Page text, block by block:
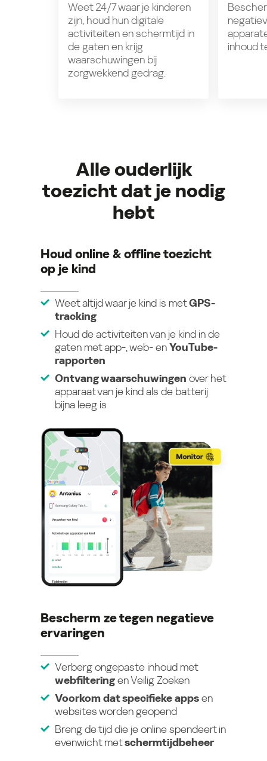
Weet 24/7 waar je kinderen
zijn, houd hun digitale
activiteiten en schermtijd in
de gaten en krijg
waarschuwingen bij
zorgwekkend gedrag.
inhoud
Alle ouderlijk
toezicht dat je nodig
hebt
Houd online & offline toezicht
op je kind
Weet altijd waar je kind is metGPS-
tracking
Houd de activiteiten van je kind in de
gaten met app-, web- enYouTube-
rapporten
Ontvang waarschuwingen over het
apparaat van je kind als de batterij
bijna leeg is
Bescherm ze tegen negatieve
ervaringen
Verberg ongepaste inhoud met
webfilteringen Veilig Zoeken
Voorkom dat specifieke appsen
websites worden geopend
Breng de tijd die je online spendeert in
evenwicht metschermtijdbeheer